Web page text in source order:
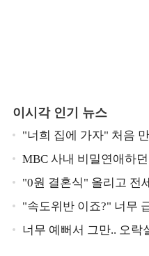
이시각 인기 뉴스
"너희 집에 가자" 처음
구 했다는 MBC 아나운서
MBC 사내 비밀연애하
"0원 결혼식" 올리고 전
"속도위반 이죠?" 너무
심 받았던 스타
너무 예뻐서 그만.. 오락